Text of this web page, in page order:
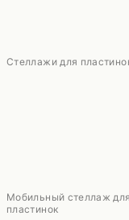
Стеллажи для
Мобильный стеллаж
пластинок